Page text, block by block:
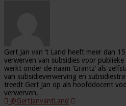
Gert Jan van ’t Land heeft meer dan
verwerven van subsidies voor
werkt onder de naam ‘Grantz’ als
van subsidieverwerving en
treedt Gert Jan op als hoofddocent
verwerven.
@GertJanvantLand